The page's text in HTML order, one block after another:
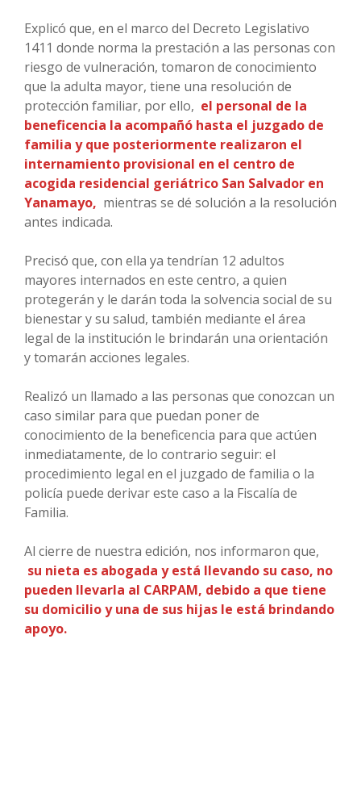
Explicó que, en el marco del Decreto Legislativo
1411 donde norma la prestación a las personas con
riesgo de vulneración, tomaron de conocimiento
que la adulta mayor, tiene una resolución de
protección familiar, por ello, el personal de la
beneficencia la acompañó hasta el juzgado de
familia y que posteriormente realizaron el
internamiento provisional en el centro de
acogida residencial geriátrico San Salvador en
Yanamayo, mientras se dé solución a la resolución
antes indicada.
Precisó que, con ella ya tendrían 12 adultos
mayores internados en este centro, a quien
protegerán y le darán toda la solvencia social de su
bienestar y su salud, también mediante el área
legal de la institución le brindarán una orientación
y tomarán acciones legales.
Realizó un llamado a las personas que conozcan un
caso similar para que puedan poner de
conocimiento de la beneficencia para que actúen
inmediatamente, de lo contrario seguir: el
procedimiento legal en el juzgado de familia o la
policía puede derivar este caso a la Fiscalía de
Familia.
Al cierre de nuestra edición, nos informaron que,
su nieta es abogada y está llevando su caso, no
pueden llevarla al CARPAM, debido a que tiene
su domicilio y una de sus hijas le está brindando
apoyo.